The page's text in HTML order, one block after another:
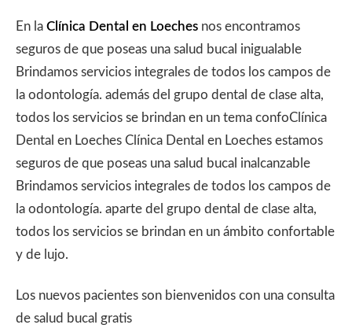
En la Clínica Dental en Loeches nos encontramos
seguros de que poseas una salud bucal inigualable
Brindamos servicios integrales de todos los campos de
la odontología. además del grupo dental de clase alta,
todos los servicios se brindan en un tema confoClínica
Dental en Loeches Clínica Dental en Loeches estamos
seguros de que poseas una salud bucal inalcanzable
Brindamos servicios integrales de todos los campos de
la odontología. aparte del grupo dental de clase alta,
todos los servicios se brindan en un ámbito confortable
y de lujo.
Los nuevos pacientes son bienvenidos con una consulta
de salud bucal gratis